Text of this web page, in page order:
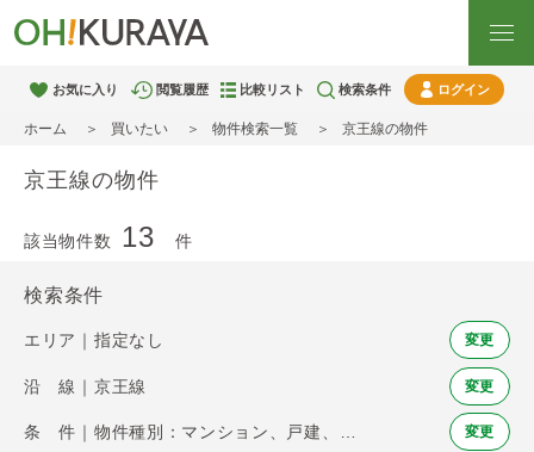
お気に入り 閲覧履歴 比較リスト 検索条件 ログイン
ホーム 買いたい 物件検索一覧 京王線の物件
京王線の物件
該当物件数 13 件
検索条件
エリア｜指定なし 変更
沿 線｜京王線 変更
変更